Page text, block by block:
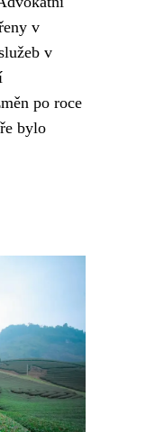
v
v
po roce
bylo